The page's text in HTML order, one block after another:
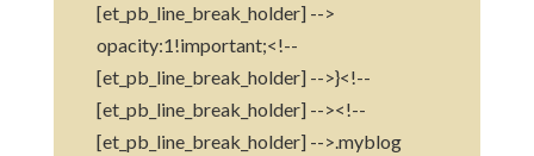
[et_pb_line_break_holder] -->
opacity:1!important;<!--
[et_pb_line_break_holder] -->}<!--
[et_pb_line_break_holder] --><!--
[et_pb_line_break_holder] -->.myblog